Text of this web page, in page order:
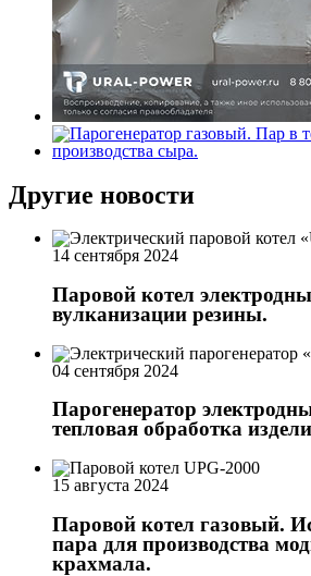
Другие новости
14 сентября 2024
Паровой котел
вулканизации резины.
04 сентября 2024
Парогенератор
тепловая обработка
15 августа 2024
Паровой котел газовый.
пара для производства
крахмала.